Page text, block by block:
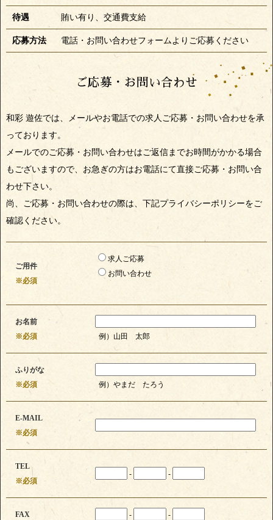
待遇 賄い有り、交通費支給
応募方法 電話・お問い合わせフォームよりご応募ください
ご応募・お問い合わせ
和彩 遊佐では、メールやお電話での求人ご応募・お問い合わせを承
っております。
メールでのご応募・お問い合わせはご返信までお時間がかかる場合
もございますので、お急ぎの方はお電話にて直接ご応募・お問い合
わせ下さい。
尚、ご応募・お問い合わせの際は、下記プライバシーポリシーをご
確認ください。
ご用件
※必須
求人ご応募
お問い合わせ
お名前
※必須
例）山田 太郎
ふりがな
※必須
例）やまだ たろう
E-MAIL
※必須
TEL
※必須
- -
FAX - -